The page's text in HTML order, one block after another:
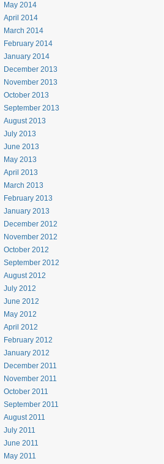
May 2014
April 2014
March 2014
February 2014
January 2014
December 2013
November 2013
October 2013
September 2013
August 2013
July 2013
June 2013
May 2013
April 2013
March 2013
February 2013
January 2013
December 2012
November 2012
October 2012
September 2012
August 2012
July 2012
June 2012
May 2012
April 2012
February 2012
January 2012
December 2011
November 2011
October 2011
September 2011
August 2011
July 2011
June 2011
May 2011